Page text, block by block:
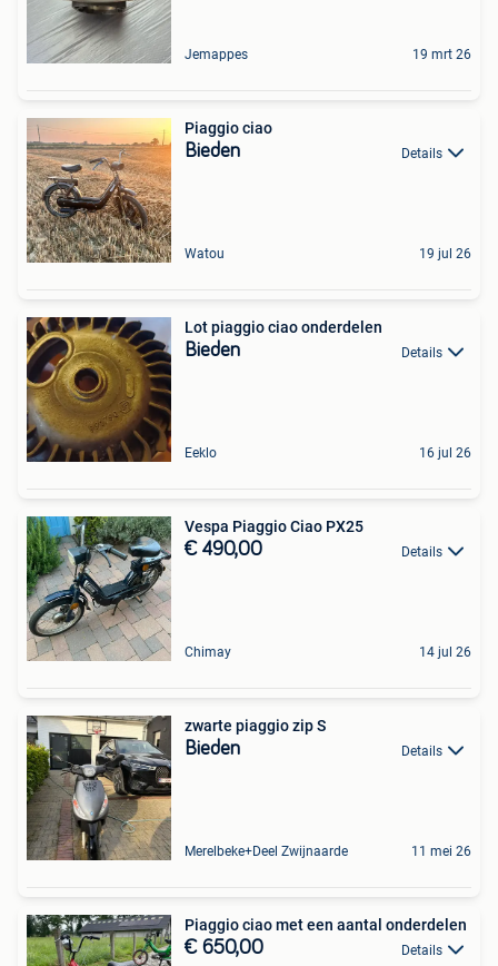
Jemappes 19 mrt 26
Piaggio ciao
Bieden Details
Watou 19 jul 26
Lot piaggio ciao onderdelen
Bieden Details
Eeklo 16 jul 26
Vespa Piaggio Ciao PX25
€ 490,00 Details
Chimay 14 jul 26
zwarte piaggio zip S
Bieden Details
Merelbeke+Deel Zwijnaarde 11 mei 26
Piaggio ciao met een aantal onderdelen
€ 650,00 Details